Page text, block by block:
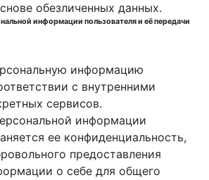
обезличенных данных.
информации пользователя и её передачи
информацию
с внутренними
сервисов.
информации
ее конфиденциальность,
предоставления
о себе для общего